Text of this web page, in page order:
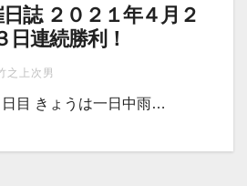
誌 ２０２１年４月２
日連続勝利！
之上次男
目 きょうは一日中雨…